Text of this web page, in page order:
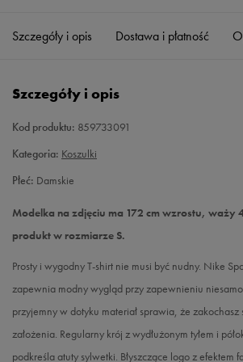
S Powiadom o dostępności
Szczegóły i opis Dostawa i płatność
Szczegóły i opis
Kod produktu: 859733091
Kategoria: Koszulki
Płeć: Damskie
Modelka na zdjęciu ma 172 cm wzrostu, waży
produkt w rozmiarze S.
Prosty i wygodny T-shirt nie musi być nudny. Nike
zapewnia modny wygląd przy zapewnieniu
przyjemny w dotyku materiał sprawia, że
założenia. Regularny krój z wydłużonym tyłem i
podkreśla atuty sylwetki. Błyszczące logo z efektem